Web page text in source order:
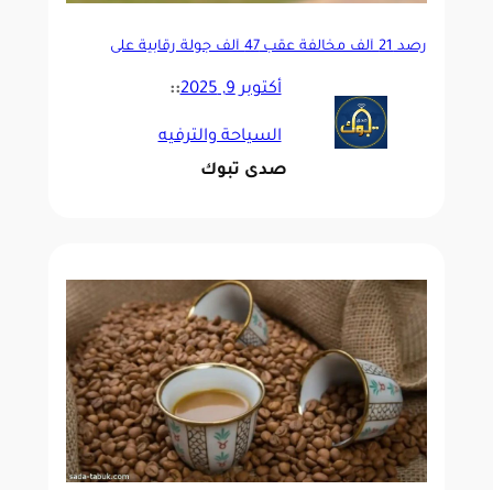
رصد 21 ألف مخالفة عقب 47 ألف جولة رقابية على
أكتوبر 9, 2025 ::
السياحة والترفيه
صدى تبوك